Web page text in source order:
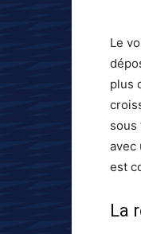
Le
plus
sous
avec
est
La